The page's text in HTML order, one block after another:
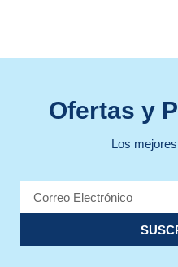
Ofertas y
Los